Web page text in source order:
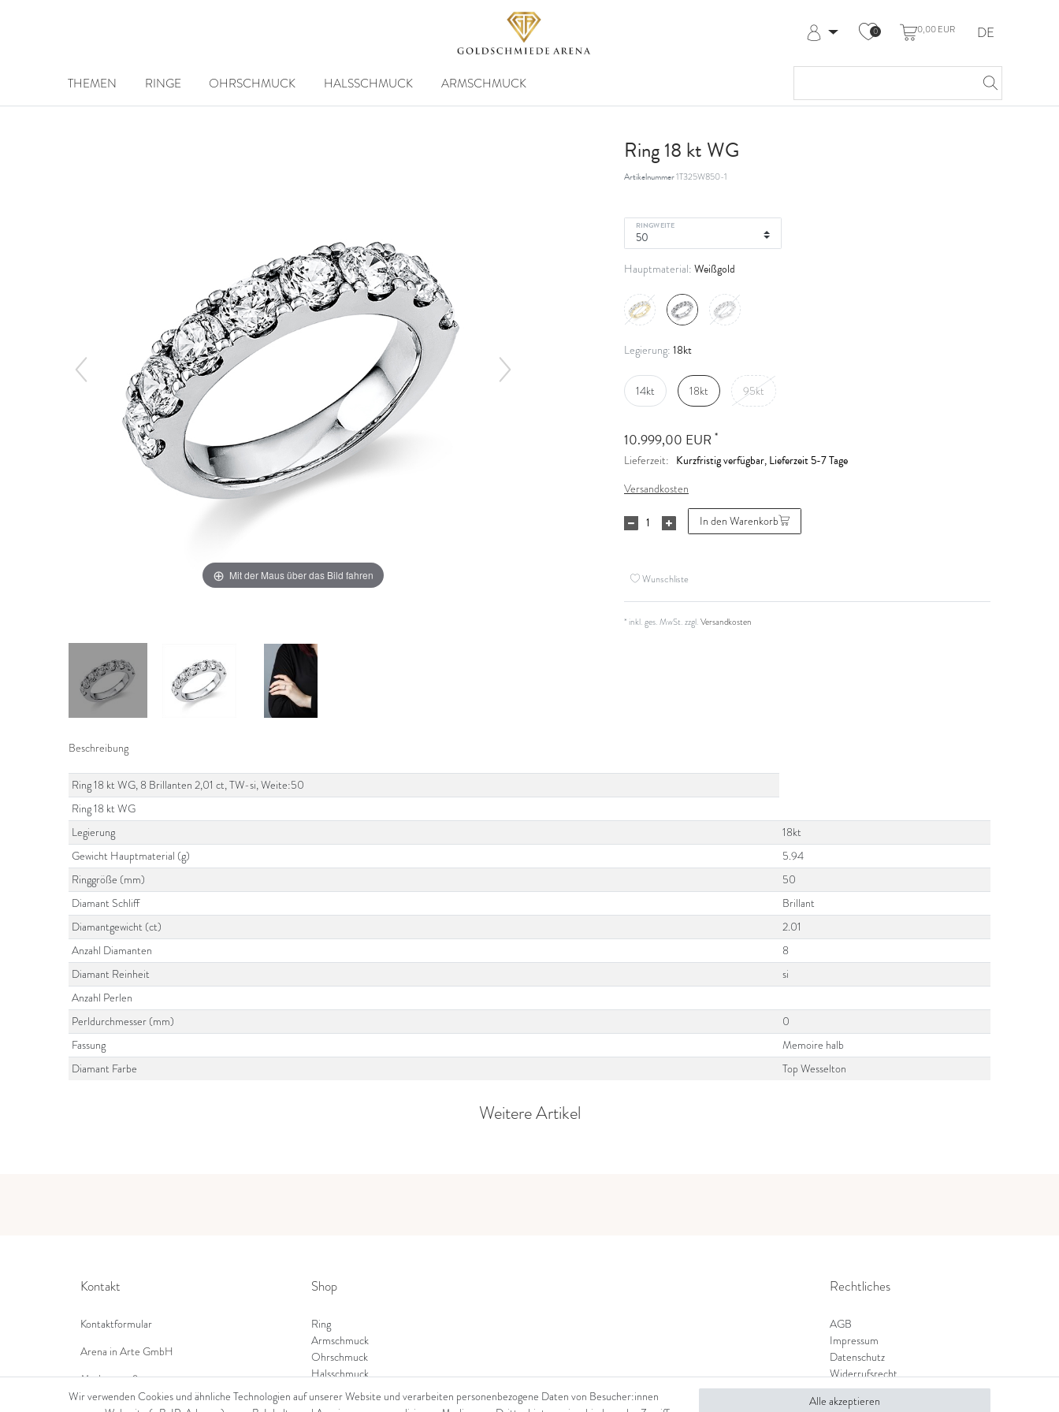
0 0,00 EUR DE
THEMEN RINGE OHRSCHMUCK HALSSCHMUCK ARMSCHMUCK
Mit der Maus über das Bild fahren
Ring 18 kt WG
Artikelnummer1T325W850-1
RINGWEITE
Hauptmaterial: Weißgold
Legierung: 18kt
14kt 18kt 95kt
10.999,00 EUR *
Lieferzeit: Kurzfristig verfügbar, Lieferzeit 5-7 Tage
Versandkosten
In den Warenkorb
Wunschliste
* inkl. ges. MwSt. zzgl.Versandkosten
Beschreibung
Ring 18 kt WG, 8 Brillanten 2,01 ct, TW-si, Weite:50
Ring 18 kt WG
Legierung
18kt
Gewicht Hauptmaterial (g)
5.94
Ringgröße (mm)
50
Diamant Schliff
Brillant
Diamantgewicht (ct)
2.01
Anzahl Diamanten
8
Diamant Reinheit
si
Anzahl Perlen
Perldurchmesser (mm)
0
Fassung
Memoire halb
Diamant Farbe
Top Wesselton
Weitere Artikel
Kontakt
Kontaktformular
Arena in Arte GmbH
Marktgasse 2,
8600 Dübendorf
Shop
Ring
Armschmuck
Ohrschmuck
Halsschmuck
Rechtliches
AGB
Impressum
Datenschutz
Widerrufsrecht
Zahlung und Versand
Widerrufsformular
Wir verwenden Cookies und ähnliche Technologien auf unserer Website und verarbeiten personenbezogene Daten von Besucher:innen
Alle akzeptieren